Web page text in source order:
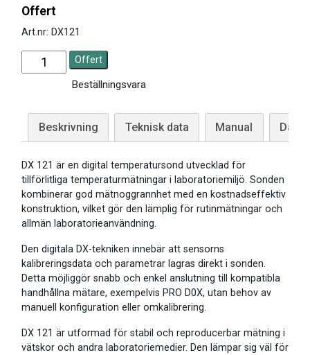
Offert
Art.nr: DX121
Offert
Beställningsvara
Beskrivning Teknisk data Manual
DX 121 är en digital temperatursond utvecklad för
tillförlitliga temperaturmätningar i laboratoriemiljö. Sonden
kombinerar god mätnoggrannhet med en kostnadseffektiv
konstruktion, vilket gör den lämplig för rutinmätningar och
allmän laboratorieanvändning.
Den digitala DX-tekniken innebär att sensorns
kalibreringsdata och parametrar lagras direkt i sonden.
Detta möjliggör snabb och enkel anslutning till kompatibla
handhållna mätare, exempelvis PRO D0X, utan behov av
manuell konfiguration eller omkalibrering.
DX 121 är utformad för stabil och reproducerbar mätning i
vätskor och andra laboratoriemedier. Den lämpar sig väl för